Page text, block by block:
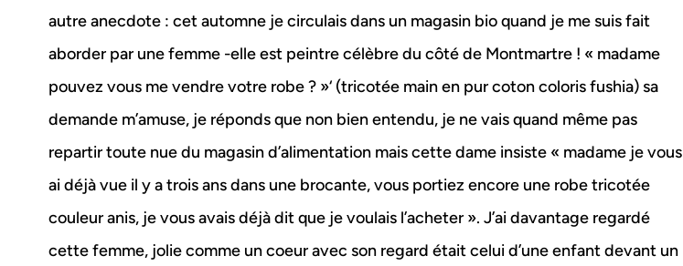
autre anecdote : cet automne je circulais dans un magasin bio quand je me suis fait
aborder par une femme -elle est peintre célèbre du côté de Montmartre ! « madame
pouvez vous me vendre votre robe ? »‘ (tricotée main en pur coton coloris fushia) sa
demande m’amuse, je réponds que non bien entendu, je ne vais quand même pas
repartir toute nue du magasin d’alimentation mais cette dame insiste « madame je vous
ai déjà vue il y a trois ans dans une brocante, vous portiez encore une robe tricotée
couleur anis, je vous avais déjà dit que je voulais l’acheter ». J’ai davantage regardé
cette femme, jolie comme un coeur avec son regard était celui d’une enfant devant un